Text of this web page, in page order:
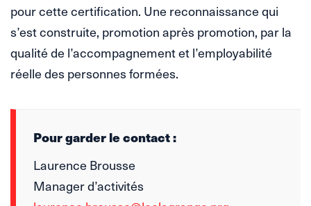
pour cette certification. Une reconnaissance qui
s’est construite, promotion après promotion, par la
qualité de l’accompagnement et l’employabilité
réelle des personnes formées.
Pour garder le contact :
Laurence Brousse
Manager d’activités